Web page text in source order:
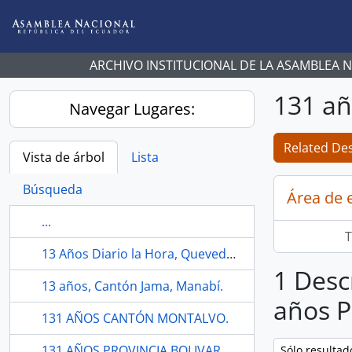
ARCHIVO INSTITUCIONAL DE LA ASAMBLEA
Navegar Lugares:
Vista de árbol
Lista
Búsqueda
...
13 Años Diario la Hora, Quevedo, Los Ríos.
13 años, Cantón Jama, Manabí.
131 AÑOS CANTÓN MONTALVO.
131
Related
Área de
1
años